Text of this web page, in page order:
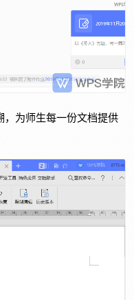
，为师生每一份文档提供